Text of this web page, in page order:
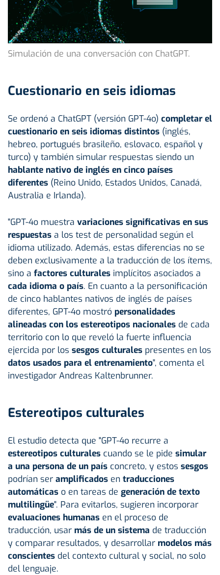
Simulación de una conversación con ChatGPT.
Cuestionario en seis idiomas
Se ordenó a ChatGPT (versión GPT-4o) completar el
cuestionario en seis idiomas distintos (inglés,
hebreo, portugués brasileño, eslovaco, español y
turco) y también simular respuestas siendo un
hablante nativo de inglés en cinco países
diferentes (Reino Unido, Estados Unidos, Canadá,
Australia e Irlanda).
"GPT-4o muestra variaciones significativas en sus
respuestas a los test de personalidad según el
idioma utilizado. Además, estas diferencias no se
deben exclusivamente a la traducción de los ítems,
sino a factores culturales implícitos asociados a
cada idioma o país. En cuanto a la personificación
de cinco hablantes nativos de inglés de países
diferentes, GPT-4o mostró personalidades
alineadas con los estereotipos nacionales de cada
territorio con lo que reveló la fuerte influencia
ejercida por los sesgos culturales presentes en los
datos usados para el entrenamiento", comenta el
investigador Andreas Kaltenbrunner.
Estereotipos culturales
El estudio detecta que "GPT-4o recurre a
estereotipos culturales cuando se le pide simular
a una persona de un país concreto, y estos sesgos
podrían ser amplificados en traducciones
automáticas o en tareas de generación de texto
multilingüe". Para evitarlos, sugieren incorporar
evaluaciones humanas en el proceso de
traducción, usar más de un sistema de traducción
y comparar resultados, y desarrollar modelos más
conscientes del contexto cultural y social, no solo
del lenguaje.